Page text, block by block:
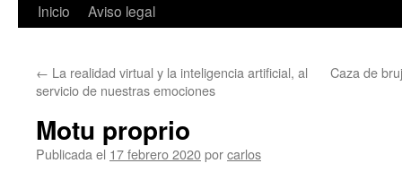
Inicio Aviso legal
← La realidad virtual y la inteligencia artificial, al
servicio de nuestras emociones
Caza de
Motu proprio
Publicada el 17 febrero 2020porcarlos